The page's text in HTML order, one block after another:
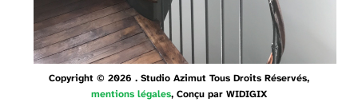
Copyright © 2026 . Studio Azimut Tous Droits Réservés,
mentions légales, Conçu par WIDIGIX